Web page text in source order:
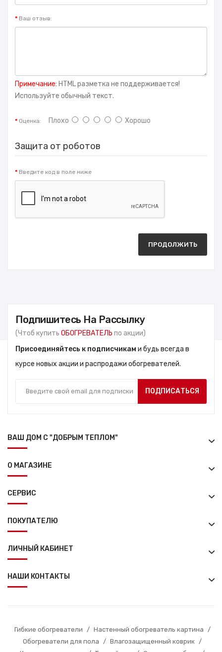
Ваш отзыв:
Примечание: HTML разметка не поддерживается!
Используйте обычный текст.
Оценка: Плохо Хорошо
Защита от роботов
Введите код в поле ниже
ПРОДОЛЖИТЬ
Подпишитесь На Рассылку
(Чтоб купить ОБОГРЕВАТЕЛЬ по акции)
Присоединяйтесь к подписчикам и будь всегда в
курсе новых акции и распродажи обогревателей.
ПОДПИСАТЬСЯ
ВАШ ДОМ С "ДОБРЫМ ТЕПЛОМ"
О МАГАЗИНЕ
СЕРВИС
ПОКУПАТЕЛЮ
ЛИЧНЫЙ КАБИНЕТ
НАШИ КОНТАКТЫ
Гибкие обогреватели / Настенный обогреватель картина
/
Обогреватели для пола
/ Влагозащищенный коврик
/